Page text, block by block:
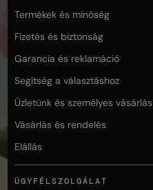
Termékek és minőség
Fizetés és biztonság
Garancia és reklamáció
Segítség a választáshoz
Üzletünk és személyes vásárlás
Vásárlás és rendelés
Elállás
ÜGYFÉLSZOLGÁLAT